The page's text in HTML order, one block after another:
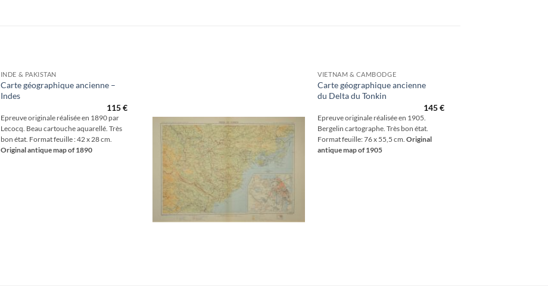
INDE & PAKISTAN
Carte géographique ancienne –
Indes
115€
Epreuve originale réalisée en 1890 par
Lecocq. Beau cartouche aquarellé. Très
bon état. Format feuille : 42 x 28 cm.
Original antique map of 1890
VIETNAM & CAMBODGE
Carte géographique ancienne
du Delta du Tonkin
145€
Epreuve originale réalisée en 1905.
Bergelin cartographe. Très bon état.
Format feuille: 76 x 55,5 cm.Original
antique map of 1905